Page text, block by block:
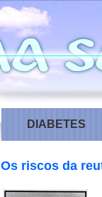
DIABETES
Os riscos da